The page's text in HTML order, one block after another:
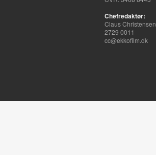
Chefredaktør:
Claus Christensen
2729 0011
cc@ekkofilm.dk